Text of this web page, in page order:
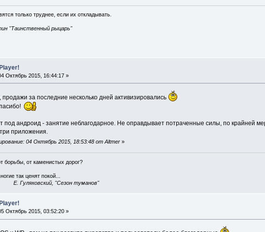
только труднее, если их откладывать.
"Таинственный рыцарь"
Октябрь 2015, 16:44:17 »
продажи за последние несколько дней активизировались
под андроид - занятие неблагодарное. Не оправдывает потраченные силы, по крайней
приложения.
04 Октябрь 2015, 18:53:48 от Altmer »
борьбы, от каменистых дорог?
так ценят покой...
E. Гуляковский, "Сезон туманов"
Октябрь 2015, 03:52:20 »